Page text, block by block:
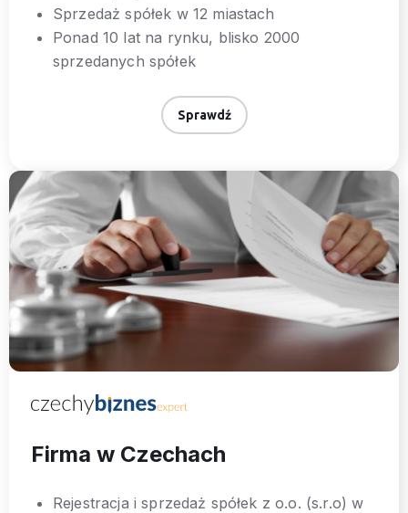
Sprzedaż spółek w 12 miastach
Ponad 10 lat na rynku, blisko 2000
sprzedanych spółek
Sprawdź
Firma w Czechach
Rejestracja i sprzedaż spółek z o.o. (s.r.o) w